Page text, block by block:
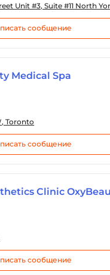
Unit #3, Suite #11 North
сообщение
Medical Spa
Toronto
сообщение
Clinic
сообщение